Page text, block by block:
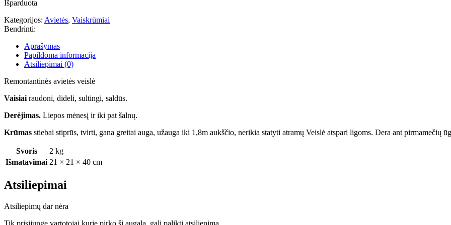
Išparduota
Kategorijos: Avietės, Vaiskrūmiai
Bendrinti:
Aprašymas
Papildoma informacija
Atsiliepimai (0)
Remontantinės avietės veislė
Vaisiai raudoni, dideli, sultingi, saldūs.
Derėjimas. Liepos mėnesį ir iki pat šalnų.
Krūmas stiebai stiprūs, tvirti, gana greitai auga, užauga iki 1,8m aukščio, nerikia statyti atramų Veislė atspari ligoms. Dera ant pirmamečių
Svoris
2 kg
Išmatavimai 21 × 21 × 40 cm
Atsiliepimai
Atsiliepimų dar nėra
Tik prisijungę vartotojai kurie pirko šį augalą, gali palikti atsiliepimą